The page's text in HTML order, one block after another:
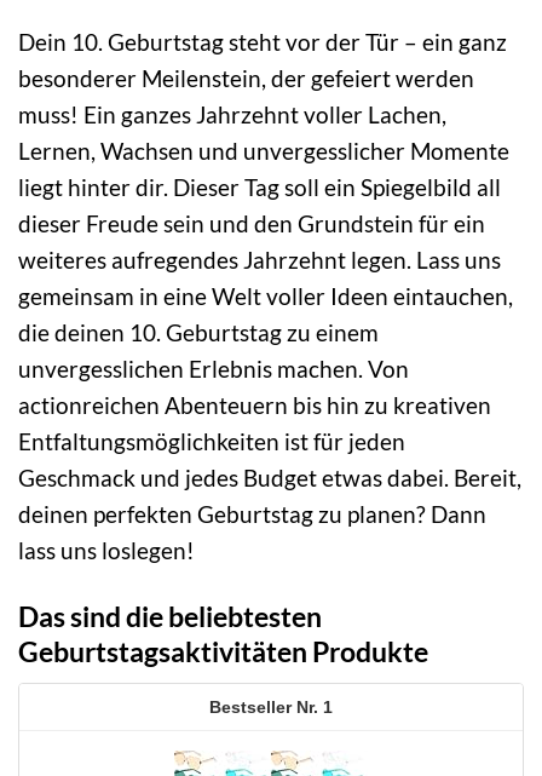
Dein 10. Geburtstag steht vor der Tür – ein ganz
besonderer Meilenstein, der gefeiert werden
muss! Ein ganzes Jahrzehnt voller Lachen,
Lernen, Wachsen und unvergesslicher Momente
liegt hinter dir. Dieser Tag soll ein Spiegelbild all
dieser Freude sein und den Grundstein für ein
weiteres aufregendes Jahrzehnt legen. Lass uns
gemeinsam in eine Welt voller Ideen eintauchen,
die deinen 10. Geburtstag zu einem
unvergesslichen Erlebnis machen. Von
actionreichen Abenteuern bis hin zu kreativen
Entfaltungsmöglichkeiten ist für jeden
Geschmack und jedes Budget etwas dabei. Bereit,
deinen perfekten Geburtstag zu planen? Dann
lass uns loslegen!
Das sind die beliebtesten
Geburtstagsaktivitäten Produkte
1